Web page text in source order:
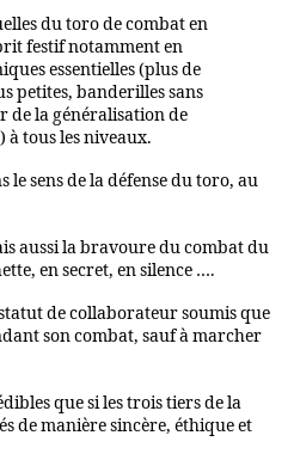
du toro de combat en
festif notamment en
essentielles (plus de
petites, banderilles sans
de la généralisation de
à tous les niveaux.
le sens de la défense du toro, au
aussi la bravoure du combat du
en secret, en silence ….
de collaborateur soumis que
son combat, sauf à marcher
que si les trois tiers de la
de manière sincère, éthique et